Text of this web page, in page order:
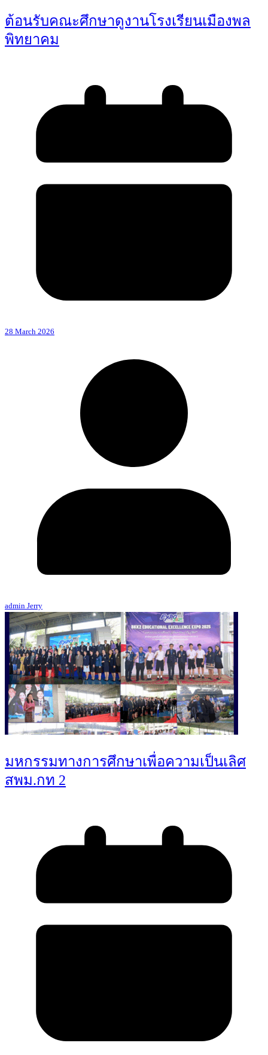
ต้อนรับคณะศึกษาดูงานโรงเรียนเมืองพล
พิทยาคม
28 March 2026
admin Jerry
มหกรรมทางการศึกษาเพื่อความเป็นเลิศ
สพม.กท 2